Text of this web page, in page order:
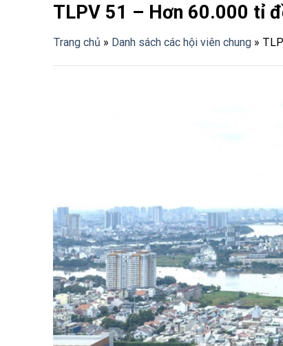
TLPV 51 – Hơn 60.000 tỉ
Trang chủ » Danh sách các hội viên chung »